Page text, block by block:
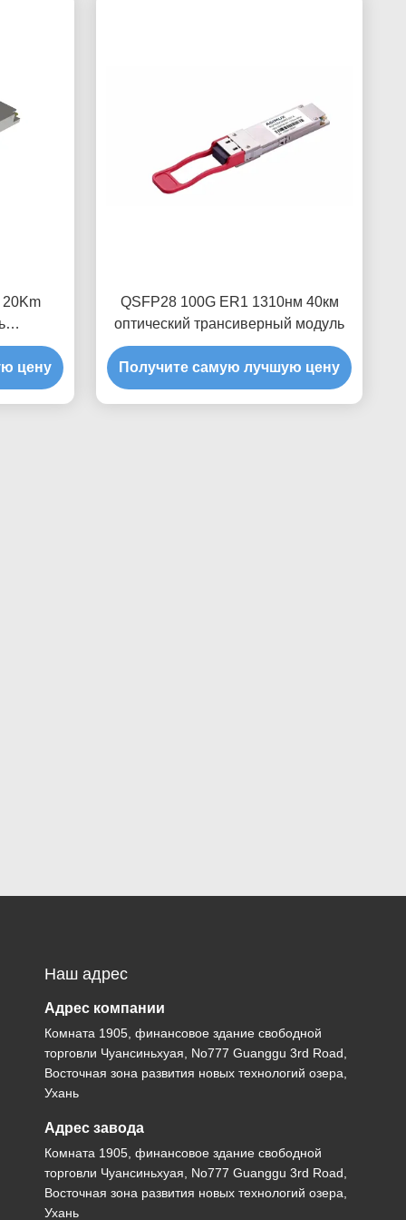
цену
QSFP28 100G ER1 1310нм 40км
оптический трансиверный модуль
Получите самую лучшую цену
Наш адрес
Адрес компании
Комната 1905, финансовое здание свободной
торговли Чуансиньхуая, No777 Guanggu 3rd Road,
Восточная зона развития новых технологий озера,
Ухань
Адрес завода
Комната 1905, финансовое здание свободной
торговли Чуансиньхуая, No777 Guanggu 3rd Road,
Восточная зона развития новых технологий озера,
Ухань